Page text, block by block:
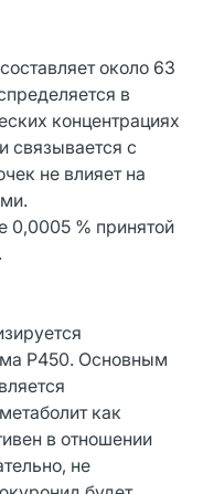
около 63
в
концентрациях
связывается с
не влияет на
0,0005 % принятой
Р450. Основным
как
в отношении
не